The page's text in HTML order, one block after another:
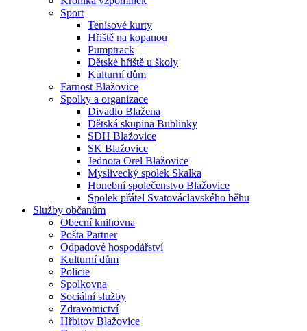
Sport
Tenisové kurty
Hřiště na kopanou
Pumptrack
Dětské hřiště u školy
Kulturní dům
Farnost Blažovice
Spolky a organizace
Divadlo Blažena
Dětská skupina Bublinky
SDH Blažovice
SK Blažovice
Jednota Orel Blažovice
Myslivecký spolek Skalka
Honební společenstvo Blažovice
Spolek přátel Svatováclavského běhu
Služby občanům
Obecní knihovna
Pošta Partner
Odpadové hospodářství
Kulturní dům
Policie
Spolkovna
Sociální služby
Zdravotnictví
Hřbitov Blažovice